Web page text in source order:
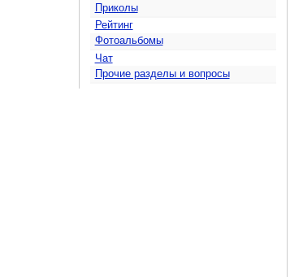
Приколы
Рейтинг
Фотоальбомы
Чат
Прочие разделы и вопросы